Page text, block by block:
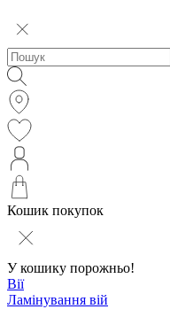
Кошик покупок
У кошику порожньо!
Вії
Ламінування вій